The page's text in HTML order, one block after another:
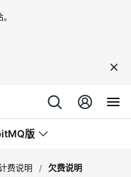
版
费说明 / 欠费说明